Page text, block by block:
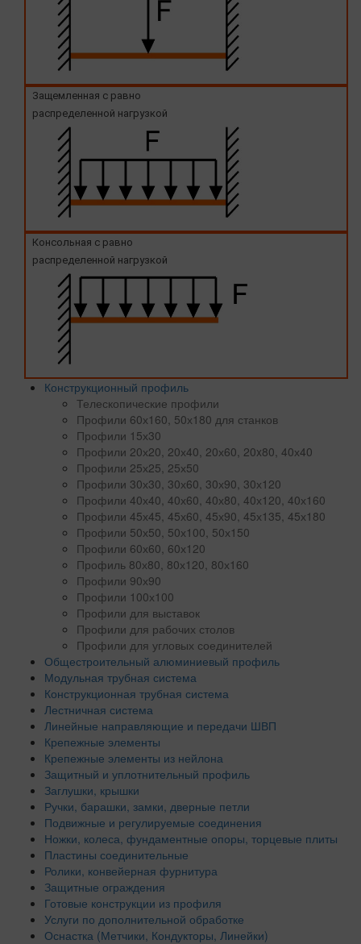
Защемленная с равно
распределенной нагрузкой
Консольная с равно
распределенной нагрузкой
Конструкционный профиль
Телескопические профили
Профили 60х160, 50х180 для станков
Профили 15х30
Профили 20х20, 20х40, 20х60, 20x80, 40х40
Профили 25х25, 25х50
Профили 30х30, 30х60, 30х90, 30х120
Профили 40х40, 40х60, 40х80, 40х120, 40х160
Профили 45х45, 45х60, 45х90, 45х135, 45х180
Профили 50х50, 50х100, 50х150
Профили 60х60, 60х120
Профиль 80х80, 80х120, 80х160
Профили 90х90
Профили 100х100
Профили для выставок
Профили для рабочих столов
Профили для угловых соединителей
Общестроительный алюминиевый профиль
Модульная трубная система
Конструкционная трубная система
Лестничная система
Линейные направляющие и передачи ШВП
Крепежные элементы
Крепежные элементы из нейлона
Защитный и уплотнительный профиль
Заглушки, крышки
Ручки, барашки, замки, дверные петли
Подвижные и регулируемые соединения
Ножки, колеса, фундаментные опоры, торцевые плиты
Пластины соединительные
Ролики, конвейерная фурнитура
Защитные ограждения
Готовые конструкции из профиля
Услуги по дополнительной обработке
Оснастка (Метчики, Кондукторы, Линейки)